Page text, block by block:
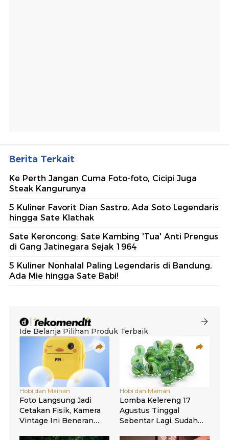
Berita Terkait
Ke Perth Jangan Cuma Foto-foto, Cicipi Juga
Steak Kangurunya
5 Kuliner Favorit Dian Sastro, Ada Soto Legendaris
hingga Sate Klathak
Sate Keroncong: Sate Kambing 'Tua' Anti Prengus
di Gang Jatinegara Sejak 1964
5 Kuliner Nonhalal Paling Legendaris di Bandung,
Ada Mie hingga Sate Babi!